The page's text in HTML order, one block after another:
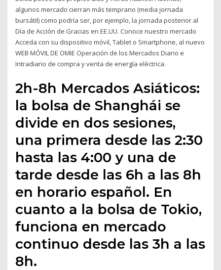
algunos mercado cierran más temprano (media jornada
bursátil) como podría ser, por ejemplo, la jornada posterior al
Día de Acción de Gracias en EE.UU. Conoce nuestro mercado
Acceda con su dispositivo móvil, Tablet o Smartphone, al nuevo
WEB MÓVIL DE OMIE Operación de los Mercados Diario e
Intradiario de compra y venta de energía eléctrica.
2h-8h Mercados Asiáticos:
la bolsa de Shanghái se
divide en dos sesiones,
una primera desde las 2:30
hasta las 4:00 y una de
tarde desde las 6h a las 8h
en horario español. En
cuanto a la bolsa de Tokio,
funciona en mercado
continuo desde las 3h a las
8h.